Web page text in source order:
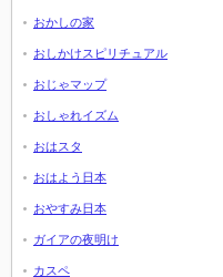
おかしの家
おしかけスピリチュアル
おじゃマップ
おしゃれイズム
おはスタ
おはよう日本
おやすみ日本
ガイアの夜明け
カスペ